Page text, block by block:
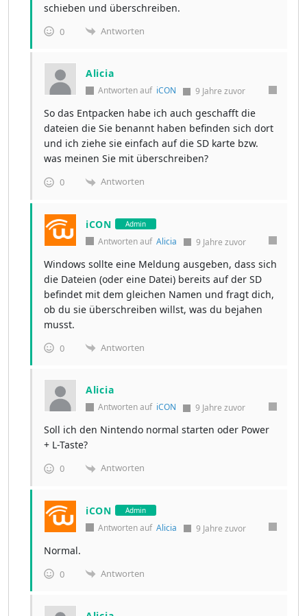
schieben und überschreiben.
0 Antworten
Alicia
Antworten auf iCON 9 Jahre zuvor
So das Entpacken habe ich auch geschafft die
dateien die Sie benannt haben befinden sich dort
und ich ziehe sie einfach auf die SD karte bzw.
was meinen Sie mit überschreiben?
0 Antworten
iCON Admin
Antworten auf Alicia 9 Jahre zuvor
Windows sollte eine Meldung ausgeben, dass sich
die Dateien (oder eine Datei) bereits auf der SD
befindet mit dem gleichen Namen und fragt dich,
ob du sie überschreiben willst, was du bejahen
musst.
0 Antworten
Alicia
Antworten auf iCON 9 Jahre zuvor
Soll ich den Nintendo normal starten oder Power
+ L-Taste?
0 Antworten
iCON Admin
Antworten auf Alicia 9 Jahre zuvor
Normal.
0 Antworten